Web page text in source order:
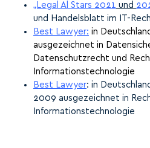
„Legal Al Stars 2021 und
und Handelsblatt im IT-
Best Lawyer: in
ausgezeichnet in
Datenschutzrecht und
Informationstechnologie
Best Lawyer: in
2009 ausgezeichnet in
Informationstechnologie